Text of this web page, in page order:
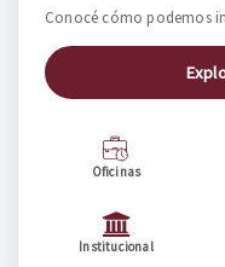
Conocé cómo podemos
Oficinas
Institucional